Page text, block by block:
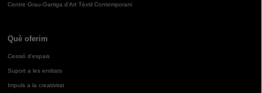
Centre Grau-Garriga d'Art Tèxtil Contemporani
Què oferim
Cessió d'espais
Suport a les entitats
Impuls a la creativitat